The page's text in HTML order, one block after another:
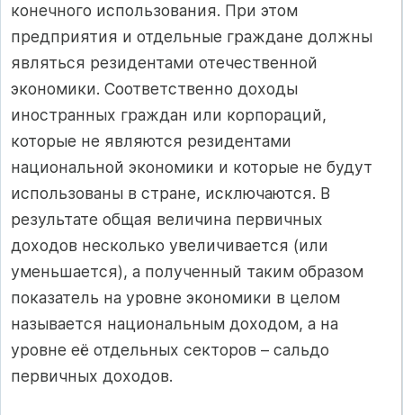
конечного использования. При этом
предприятия и отдельные граждане должны
являться резидентами отечественной
экономики. Соответственно доходы
иностранных граждан или корпораций,
которые не являются резидентами
национальной экономики и которые не будут
использованы в стране, исключаются. В
результате общая величина первичных
доходов несколько увеличивается (или
уменьшается), а полученный таким образом
показатель на уровне экономики в целом
называется национальным доходом, а на
уровне её отдельных секторов – сальдо
первичных доходов.